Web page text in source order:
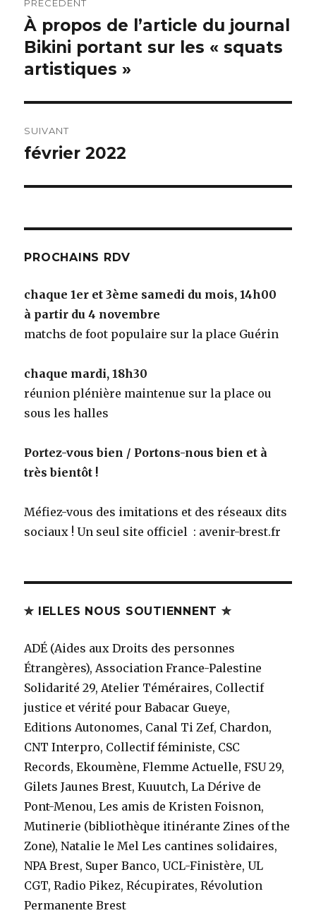
de
l’article
PRÉCÉDENT
Publication
précédente :
À propos de l’article du journal
Bikini portant sur les « squats
artistiques »
SUIVANT
Publication
février 2022
PROCHAINS RDV
chaque 1er et 3ème samedi du mois, 14h00
à partir du 4 novembre
matchs de foot populaire sur la place Guérin
chaque mardi, 18h30
réunion plénière maintenue sur la place ou
sous les halles
Portez-vous bien / Portons-nous bien et à
très bientôt !
Méfiez-vous des imitations et des réseaux dits
sociaux ! Un seul site officiel : avenir-brest.fr
✮ IELLES NOUS SOUTIENNENT ✮
ADÉ (Aides aux Droits des personnes
Étrangères), Association France-Palestine
Solidarité 29, Atelier Téméraires, Collectif
justice et vérité pour Babacar Gueye,
Editions Autonomes, Canal Ti Zef, Chardon,
CNT Interpro, Collectif féministe, CSC
Records, Ekoumène, Flemme Actuelle, FSU 29,
Gilets Jaunes Brest, Kuuutch, La Dérive de
Pont-Menou, Les amis de Kristen Foisnon,
Mutinerie (bibliothèque itinérante Zines of the
Zone), Natalie le Mel Les cantines solidaires,
NPA Brest, Super Banco, UCL-Finistère, UL
CGT, Radio Pikez, Récupirates,Révolution
Permanente Brest